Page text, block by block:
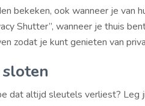
bekeken, ook wanneer je van
Shutter”, wanneer je thuis
zodat je kunt genieten van
dat altijd sleutels verliest? Leg